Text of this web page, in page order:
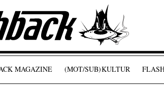
MAGAZINE (MOT/SUB)KULTUR